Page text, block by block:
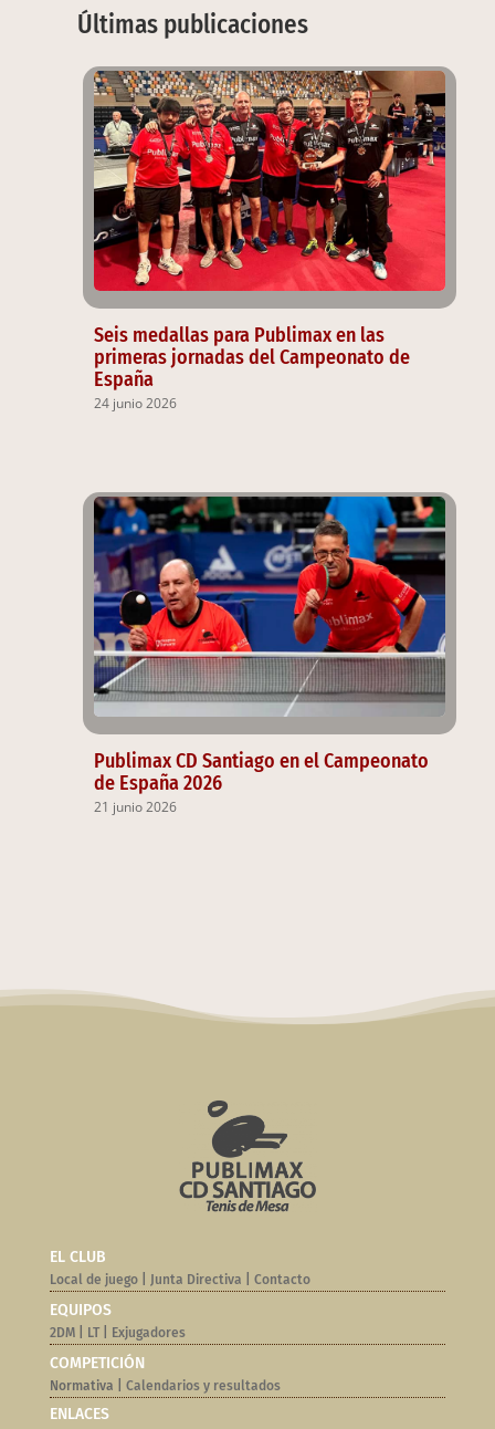
Últimas publicaciones
Seis medallas para Publimax en las
primeras jornadas del Campeonato de
España
24 junio 2026
Publimax CD Santiago en el Campeonato
de España 2026
21 junio 2026
EL CLUB
Local de juego| Junta Directiva Contacto
EQUIPOS
2DM| LT| Exjugadores
COMPETICIÓN
Normativa | Calendarios y resultados
ENLACES